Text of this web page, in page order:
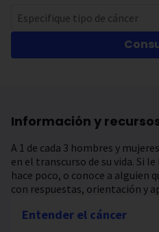
Especifique tipo de cáncer
Información y
A 1 de cada 3 hombres y
en el transcurso de su vida. Si
hace poco, o conoce a alguien
con respuestas, orientación y
Entender el cáncer